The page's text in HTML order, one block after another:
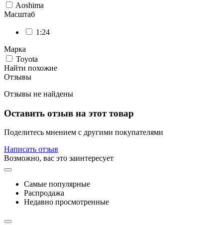
Aoshima
Масштаб
1:24
Марка
Toyota
Найти похожие
Отзывы
Отзывы не найдены
Оставить отзыв на этот товар
Поделитесь мнением с другими покупателями
Написать отзыв
Возможно, вас это заинтересует
Самые популярные
Распродажа
Недавно просмотренные